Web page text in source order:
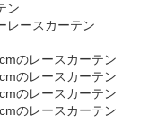
ン
レースカーテン
のレースカーテン
のレースカーテン
のレースカーテン
のレースカーテン